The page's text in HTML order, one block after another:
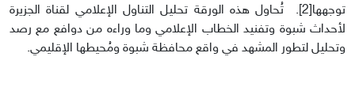
توجهها[2]. تُحاول هذه الورقة تحليل التناول الإعلامي لقناة الجزيرة
لأحداث شبوة وتفنيد الخطاب الإعلامي وما وراءه من دوافع مع رصد
وتحليل لتطور المشهد في واقع محافظة شبوة ومُحيطها الإقليمي.